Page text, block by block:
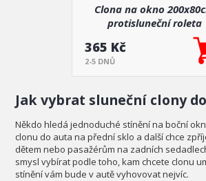
Clona na okno
protisluneční roleta
365 Kč
2-5 DNŮ
Jak vybrat sluneční clony
Někdo hledá jednoduché stínění na boční
clonu do auta na přední sklo a další chce
dětem nebo pasažérům na zadních
smysl vybírat podle toho, kam chcete clonu
stínění vám bude v autě vyhovovat nejvíc.